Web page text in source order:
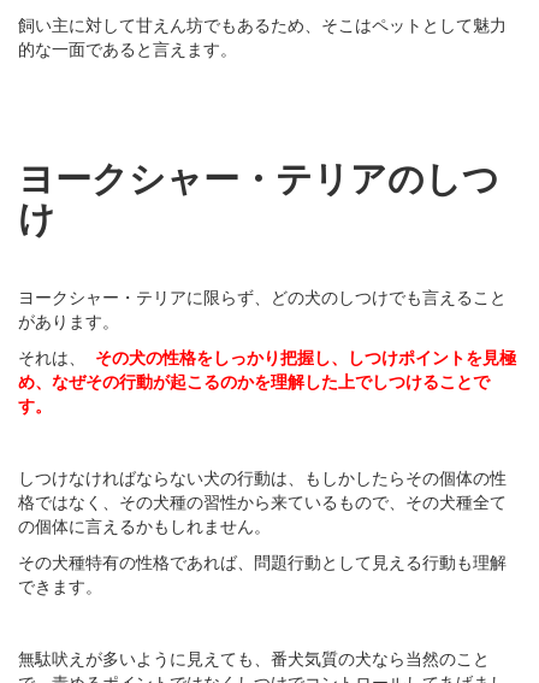
飼い主に対して甘えん坊でもあるため、そこはペットとして魅力
的な一面であると言えます。
ヨークシャー・テリアのしつ
け
ヨークシャー・テリアに限らず、どの犬のしつけでも言えること
があります。
それは、 その犬の性格をしっかり把握し、しつけポイントを見極
め、なぜその行動が起こるのかを理解した上でしつけることで
す。
しつけなければならない犬の行動は、もしかしたらその個体の性
格ではなく、その犬種の習性から来ているもので、その犬種全て
の個体に言えるかもしれません。
その犬種特有の性格であれば、問題行動として見える行動も理解
できます。
無駄吠えが多いように見えても、番犬気質の犬なら当然のこと